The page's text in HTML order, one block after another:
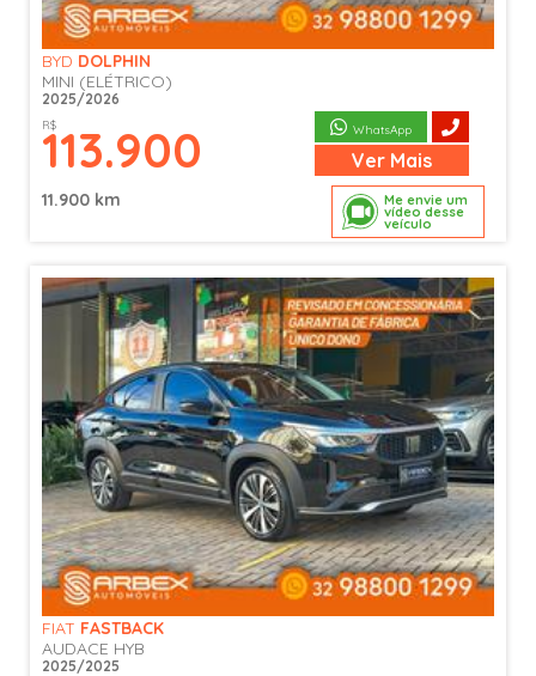
Me envie um
vídeo desse
veículo
BYD DOLPHIN
MINI (ELÉTRICO)
2025/2026
R$
113.900 WhatsApp
Ver Mais
11.900 km
FIAT FASTBACK
AUDACE HYB
2025/2025